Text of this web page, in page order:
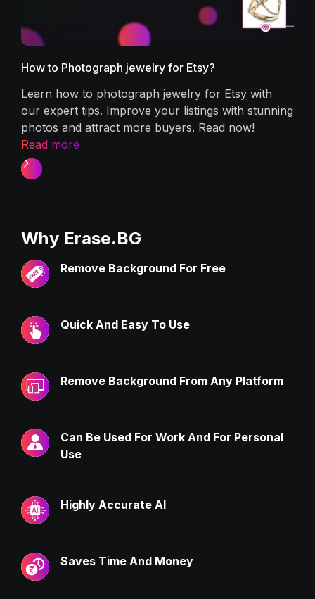
How to Photograph jewelry for Etsy?
Learn how to photograph jewelry for Etsy with
our expert tips. Improve your listings with stunning
photos and attract more buyers. Read now!
Read more
Slide 1 of 2.
Why Erase.BG
Remove Background For Free
Quick And Easy To Use
Remove Background From Any Platform
Can Be Used For Work And For Personal
Use
Highly Accurate AI
Saves Time And Money